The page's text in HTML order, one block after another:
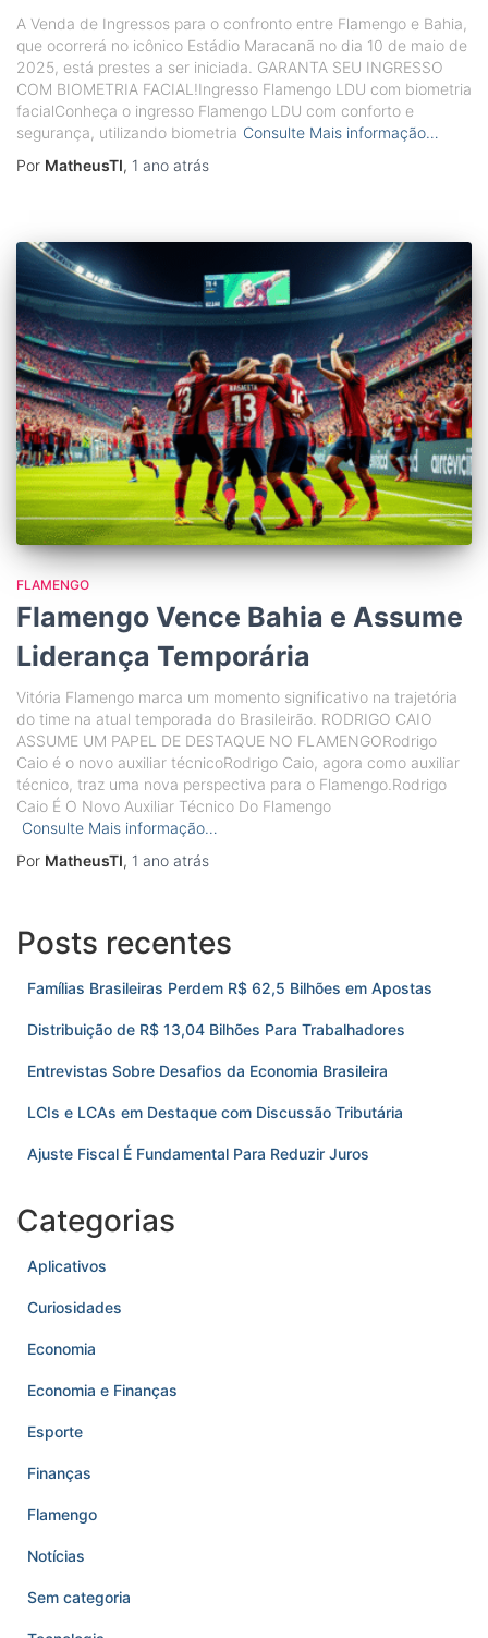
A Venda de Ingressos para o confronto entre Flamengo e Bahia,
que ocorrerá no icônico Estádio Maracanã no dia 10 de maio de
2025, está prestes a ser iniciada. GARANTA SEU INGRESSO
COM BIOMETRIA FACIAL!Ingresso Flamengo LDU com biometria
facialConheça o ingresso Flamengo LDU com conforto e
segurança, utilizando biometria Consulte Mais informação…
Por MatheusTI, 1 ano atrás
FLAMENGO
Flamengo Vence Bahia e Assume
Liderança Temporária
Vitória Flamengo marca um momento significativo na trajetória
do time na atual temporada do Brasileirão. RODRIGO CAIO
ASSUME UM PAPEL DE DESTAQUE NO FLAMENGORodrigo
Caio é o novo auxiliar técnicoRodrigo Caio, agora como auxiliar
técnico, traz uma nova perspectiva para o Flamengo.Rodrigo
Caio É O Novo Auxiliar Técnico Do Flamengo
Consulte Mais informação…
Por MatheusTI, 1 ano atrás
Posts recentes
Famílias Brasileiras Perdem R$ 62,5 Bilhões em Apostas
Distribuição de R$ 13,04 Bilhões Para Trabalhadores
Entrevistas Sobre Desafios da Economia Brasileira
LCIs e LCAs em Destaque com Discussão Tributária
Ajuste Fiscal É Fundamental Para Reduzir Juros
Categorias
Aplicativos
Curiosidades
Economia
Economia e Finanças
Esporte
Finanças
Flamengo
Notícias
Sem categoria